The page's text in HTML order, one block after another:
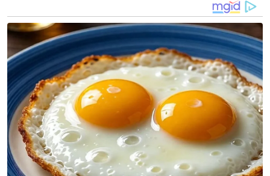
Dia dituduh melakukan perbuatan itu di
Pejabat Perdana Menteri, Bangunan Perdana